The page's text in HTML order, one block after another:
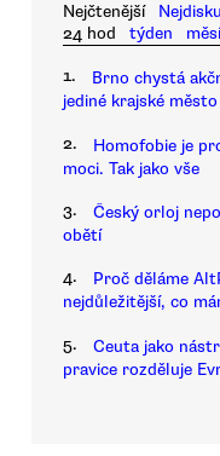
Nejčtenější
24 hod
týden
1.
Brno chystá
jediné krajské město
2.
Homofobie je
moci. Tak jako vše
3.
Český orloj
obětí
4.
Proč děláme
nejdůležitější, co
5.
Ceuta jako
pravice rozděluje